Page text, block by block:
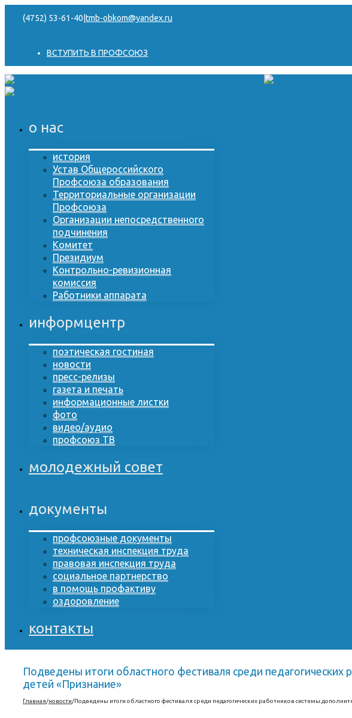
(4752) 53-61-40 tmb-obkom@yandex.ru
ВСТУПИТЬ В ПРОФСОЮЗ
о нас
история
Устав Общероссийского
Профсоюза образования
Территориальные организации
Профсоюза
Организации непосредственного
подчинения
Комитет
Президиум
Контрольно-ревизионная
комиссия
Работники аппарата
информцентр
поэтическая гостиная
новости
пресс-релизы
газета и печать
информационные листки
фото
видео/аудио
профсоюз ТВ
молодежный совет
документы
профсоюзные документы
техническая инспекция труда
правовая инспекция труда
социальное партнерство
в помощь профактиву
оздоровление
контакты
Подведены итоги областного фестиваля среди
детей «Признание»
Главная/новости/Подведены итоги областного фестиваля среди педагогических работников системы